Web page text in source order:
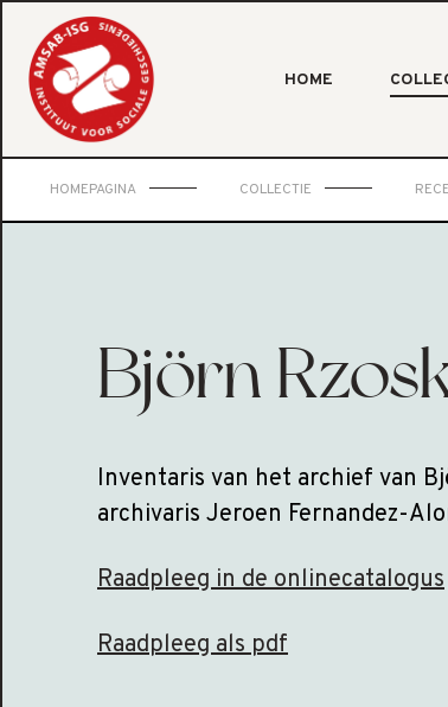
HOME
HOMEPAGINA COLLECTIE
Björn
Inventaris van het archief van
archivaris Jeroen Fernandez-
Raadpleeg in de onlinecatalogus
Raadpleeg als pdf